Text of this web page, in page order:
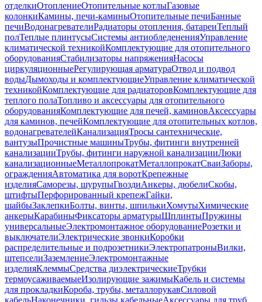
отделкиОтоплениеОтопительные котлыГазовые
колонкиКамины, печи-каминыОтопительные печиБанные
печиВодонагревателиРадиаторы отопления, батареиТеплый
полТеплые плинтусыСистемы антиобледененияУправление
климатической техникойКомплектующие для отопительного
оборудованияСтабилизаторы напряженияНасосы
циркуляционныеРегулирующая арматураОтвод и подвод
водыДымоходы и комплектующиеУправление климатической
техникойКомплектующие для радиаторовКомплектующие для
теплого полаТопливо и аксессуары для отопительного
оборудованияКомплектующие для печей, каминовАксессуары
для каминов, печейКомплектующие для отопительных котлов,
водонагревателейКанализацияТросы сантехнические,
вантузыПрочистные машиныТрубы, фитинги внутренней
канализацииТрубы, фитинги наружной канализацииЛюки
канализационныеМеталлопрокатМеталлопрокатСваиЗаборы,
огражденияАвтоматика для воротКрепежные
изделияСаморезы, шурупыГвоздиАнкеры, дюбелиСкобы,
штифтыПерфорированный крепежГайки,
шайбыЗаклепкиБолты, винты, шпилькиХомутыХимические
анкерыКарабиныФиксаторы арматурыШплинтыПружины
универсальныеЭлектромонтажное оборудованиеРозетки и
выключателиЭлектрические звонкиКоробки
распределительные и подрозетникиЭлектропатроныВилки,
штепселиЗаземлениеЭлектромонтажные
изделияКлеммыСредства диэлектрическиеТрубки
термоусаживаемыеИзолирующие зажимыКабель и системы
для прокладкиКороба, трубы, металлорукавСиловой
кабельНаконечники, гильзы кабельныеАксессуары для труб,